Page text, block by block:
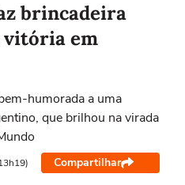
brincadeira
vitória em
humorada a uma
que brilhou na virada
Compartilhar